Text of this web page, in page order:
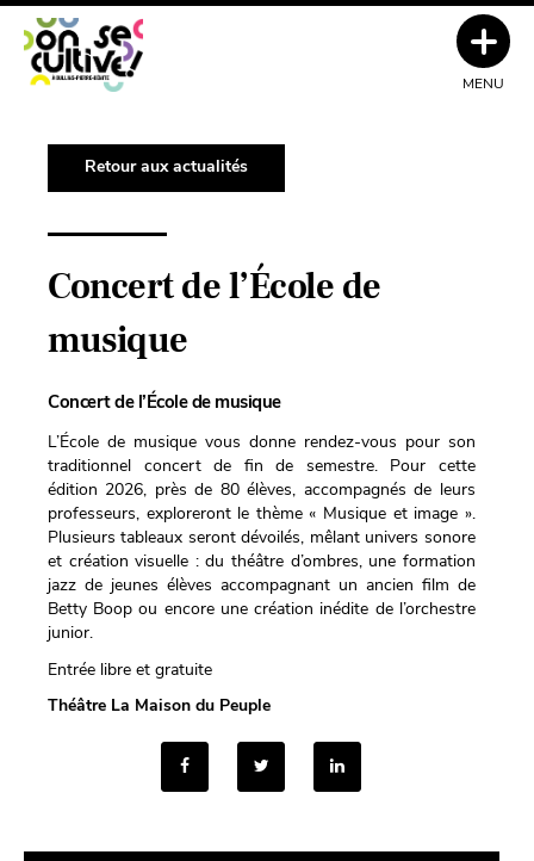
Retour aux actualités
Concert de l’École de
musique
Concert de l’École de musique
L’École de musique vous donne rendez-vous pour son
traditionnel concert de fin de semestre. Pour cette
édition 2026, près de 80 élèves, accompagnés de leurs
professeurs, exploreront le thème « Musique et image ».
Plusieurs tableaux seront dévoilés, mêlant univers sonore
et création visuelle : du théâtre d’ombres, une formation
jazz de jeunes élèves accompagnant un ancien film de
Betty Boop ou encore une création inédite de l’orchestre
junior.
Entrée libre et gratuite
Théâtre La Maison du Peuple
MENU